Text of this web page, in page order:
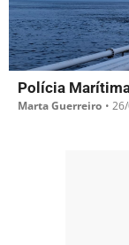
Polícia
Marta Guerreiro •